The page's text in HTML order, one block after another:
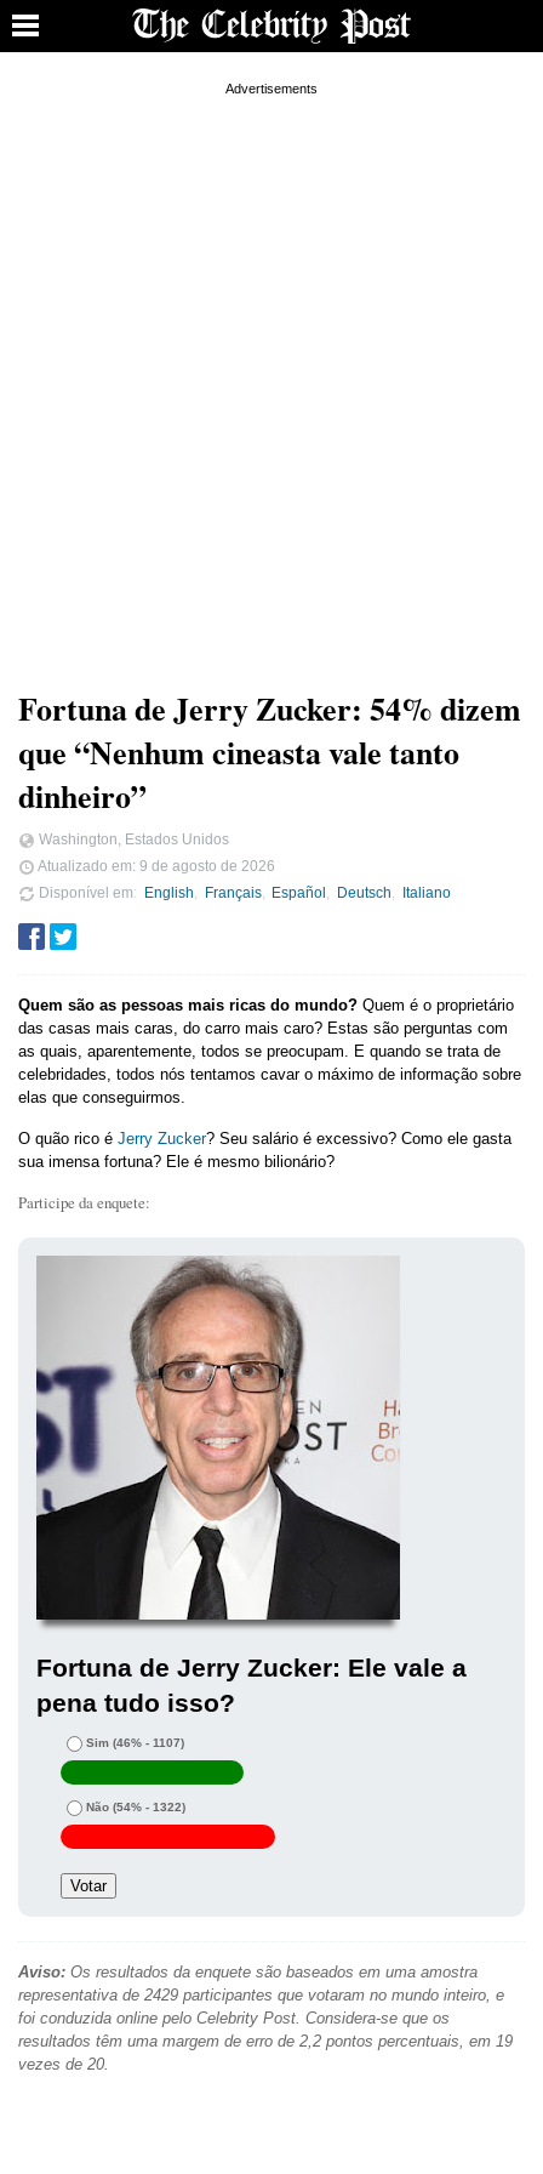
Fortuna de Jerry Zucker: 54% dizem
que “Nenhum cineasta vale tanto
dinheiro”
Washington, Estados Unidos
Atualizado em: 9 de agosto de 2026
Disponível em
English Français Español Deutsch Italiano
Quem são as pessoas mais ricas do mundo? Quem é o proprietário
das casas mais caras, do carro mais caro? Estas são perguntas com
as quais, aparentemente, todos se preocupam. E quando se trata de
celebridades, todos nós tentamos cavar o máximo de informação sobre
elas que conseguirmos.
O quão rico é Jerry Zucker? Seu salário é excessivo? Como ele gasta
sua imensa fortuna? Ele é mesmo bilionário?
Participe da enquete:
Fortuna de Jerry Zucker: Ele vale a
pena tudo isso?
Sim (46% - 1107)
Não (54% - 1322)
Aviso: Os resultados da enquete são baseados em uma amostra
representativa de 2429 participantes que votaram no mundo inteiro, e
foi conduzida online pelo Celebrity Post. Considera-se que os
resultados têm uma margem de erro de 2,2 pontos percentuais, em 19
vezes de 20.